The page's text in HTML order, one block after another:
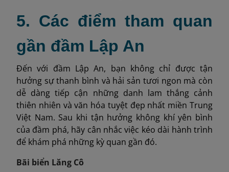
5. Các điểm tham quan
gần đầm Lập An
Đến với đầm Lập An, bạn không chỉ được tận
hưởng sự thanh bình và hải sản tươi ngon mà còn
dễ dàng tiếp cận những danh lam thắng cảnh
thiên nhiên và văn hóa tuyệt đẹp nhất miền Trung
Việt Nam. Sau khi tận hưởng không khí yên bình
của đầm phá, hãy cân nhắc việc kéo dài hành trình
để khám phá những kỳ quan gần đó.
Bãi biển Lăng Cô